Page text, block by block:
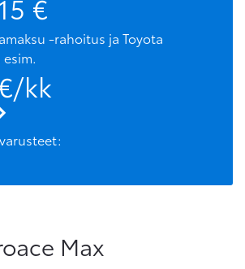
-rahoitus ja Toyota
esim.
kk
Max